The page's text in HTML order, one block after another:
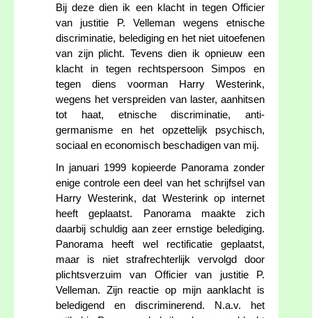
Bij deze dien ik een klacht in tegen Officier
van justitie P. Velleman wegens etnische
discriminatie, belediging en het niet uitoefenen
van zijn plicht. Tevens dien ik opnieuw een
klacht in tegen rechtspersoon Simpos en
tegen diens voorman Harry Westerink,
wegens het verspreiden van laster, aanhitsen
tot haat, etnische discriminatie, anti-
germanisme en het opzettelijk psychisch,
sociaal en economisch beschadigen van mij.
In januari 1999 kopieerde Panorama zonder
enige controle een deel van het schrijfsel van
Harry Westerink, dat Westerink op internet
heeft geplaatst. Panorama maakte zich
daarbij schuldig aan zeer ernstige belediging.
Panorama heeft wel rectificatie geplaatst,
maar is niet strafrechterlijk vervolgd door
plichtsverzuim van Officier van justitie P.
Velleman. Zijn reactie op mijn aanklacht is
beledigend en discriminerend. N.a.v. het